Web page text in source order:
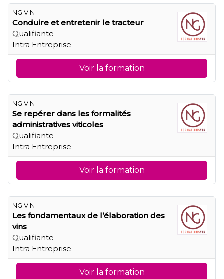
NG VIN
Conduire et entretenir le tracteur
Qualifiante
Intra Entreprise
Voir la formation
NG VIN
Se repérer dans les formalités
administratives viticoles
Qualifiante
Intra Entreprise
Voir la formation
NG VIN
Les fondamentaux de l’élaboration des
vins
Qualifiante
Intra Entreprise
Voir la formation